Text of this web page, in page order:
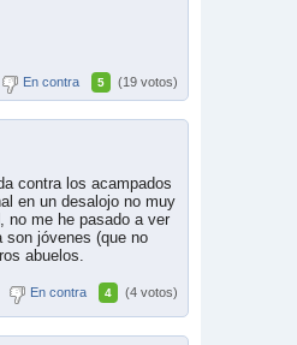
En contra 5 (19 votos)
contra los acampados
en un desalojo no muy
no me he pasado a ver
son jóvenes (que no
abuelos.
En contra 4 (4 votos)